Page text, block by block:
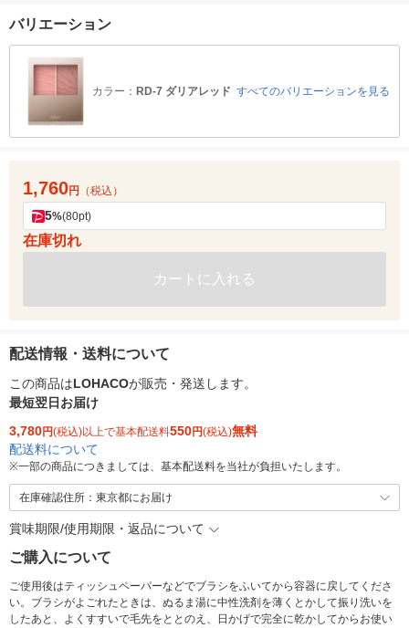
バリエーション
カラー： RD-7 ダリアレッド すべてのバリエーションを見る
1,760円 （税込）
5%(80pt)
在庫切れ
カートに入れる
配送情報・送料について
この商品はLOHACOが販売・発送します。
最短翌日お届け
3,780円(税込)以上で基本配送料550円(税込)無料
配送料について
※一部の商品につきましては、基本配送料を当社が負担いたします。
在庫確認住所：東京都にお届け
賞味期限/使用期限・返品について
ご購入について
ご使用後はティッシュペーパーなどでブラシをふいてから容器に戻してくださ
い。ブラシがよごれたときは、ぬるま湯に中性洗剤を薄くとかして振り洗いを
したあと、よくすすいで毛先をととのえ、日かげで完全に乾かしてからお使い